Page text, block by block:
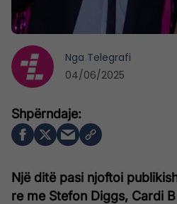
Një ditë pasi njoftoi
re me Stefon Diggs, Cardi
Nga Telegrafi
04/06/2025